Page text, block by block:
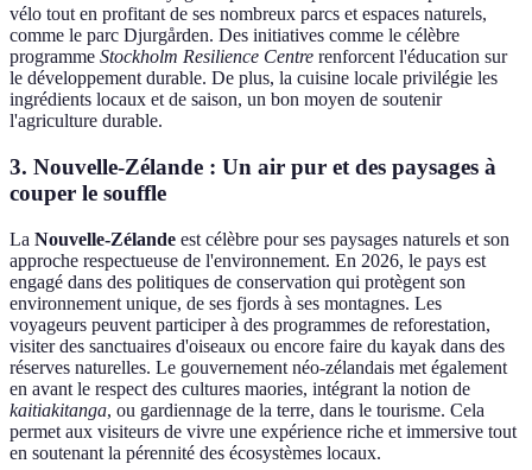
vélo tout en profitant de ses nombreux parcs et espaces naturels,
comme le parc Djurgården. Des initiatives comme le célèbre
programme Stockholm Resilience Centre renforcent l'éducation sur
le développement durable. De plus, la cuisine locale privilégie les
ingrédients locaux et de saison, un bon moyen de soutenir
l'agriculture durable.
3. Nouvelle-Zélande : Un air pur et des paysages à
couper le souffle
La Nouvelle-Zélande est célèbre pour ses paysages naturels et son
approche respectueuse de l'environnement. En 2026, le pays est
engagé dans des politiques de conservation qui protègent son
environnement unique, de ses fjords à ses montagnes. Les
voyageurs peuvent participer à des programmes de reforestation,
visiter des sanctuaires d'oiseaux ou encore faire du kayak dans des
réserves naturelles. Le gouvernement néo-zélandais met également
en avant le respect des cultures maories, intégrant la notion de
kaitiakitanga, ou gardiennage de la terre, dans le tourisme. Cela
permet aux visiteurs de vivre une expérience riche et immersive tout
en soutenant la pérennité des écosystèmes locaux.